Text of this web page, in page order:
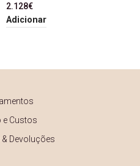
2.128€
Adicionar
e Custos
Devoluções